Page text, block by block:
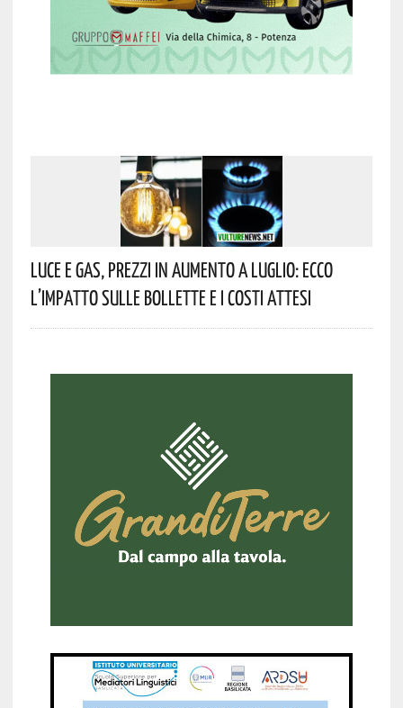
Luce E Gas, Prezzi In Aumento A Luglio: Ecco
L’impatto Sulle Bollette E I Costi Attesi